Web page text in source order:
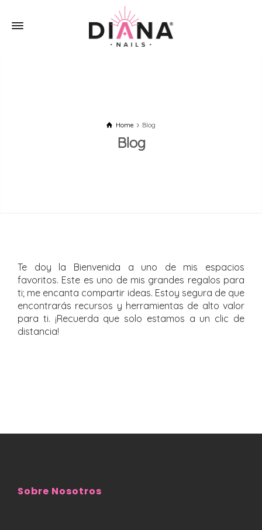
Home Blog
Blog
Te doy la Bienvenida a uno de mis espacios
favoritos. Este es uno de mis grandes regalos para
ti; me encanta compartir ideas. Estoy segura de que
encontrarás recursos y herramientas de alto valor
para ti. ¡Recuerda que solo estamos a un clic de
distancia!
Sobre Nosotros